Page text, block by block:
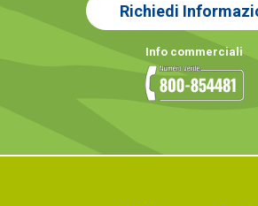
Richiedi
Info commerciali